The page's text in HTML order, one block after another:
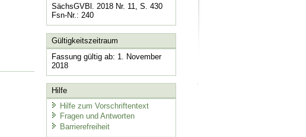
SächsGVBl. 2018 Nr. 11, S. 430
Fsn-Nr.: 240
Gültigkeitszeitraum
Fassung gültig ab: 1. November
2018
Hilfe
Hilfe zum Vorschriftentext
Fragen und Antworten
Barrierefreiheit